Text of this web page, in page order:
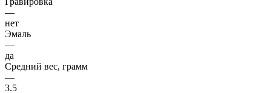
—
нет
Эмаль
—
да
Средний вес, грамм
—
3.5